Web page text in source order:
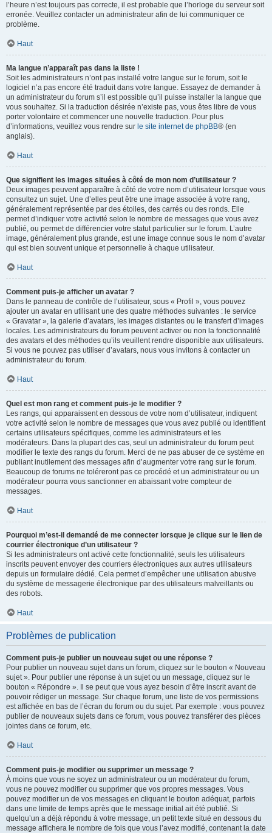
l’heure n’est toujours pas correcte, il est probable que l’horloge du serveur soit
erronée. Veuillez contacter un administrateur afin de lui communiquer ce
problème.
Haut
Ma langue n’apparaît pas dans la liste !
Soit les administrateurs n’ont pas installé votre langue sur le forum, soit le
logiciel n’a pas encore été traduit dans votre langue. Essayez de demander à
un administrateur du forum s’il est possible qu’il puisse installer la langue que
vous souhaitez. Si la traduction désirée n’existe pas, vous êtes libre de vous
porter volontaire et commencer une nouvelle traduction. Pour plus
d’informations, veuillez vous rendre sur le site internet de phpBB® (en
anglais).
Haut
Que signifient les images situées à côté de mon nom d’utilisateur ?
Deux images peuvent apparaître à côté de votre nom d’utilisateur lorsque vous
consultez un sujet. Une d’elles peut être une image associée à votre rang,
généralement représentée par des étoiles, des carrés ou des ronds. Elle
permet d’indiquer votre activité selon le nombre de messages que vous avez
publié, ou permet de différencier votre statut particulier sur le forum. L’autre
image, généralement plus grande, est une image connue sous le nom d’avatar
qui est bien souvent unique et personnelle à chaque utilisateur.
Haut
Comment puis-je afficher un avatar ?
Dans le panneau de contrôle de l’utilisateur, sous « Profil », vous pouvez
ajouter un avatar en utilisant une des quatre méthodes suivantes : le service
« Gravatar », la galerie d’avatars, les images distantes ou le transfert d’images
locales. Les administrateurs du forum peuvent activer ou non la fonctionnalité
des avatars et des méthodes qu’ils veuillent rendre disponible aux utilisateurs.
Si vous ne pouvez pas utiliser d’avatars, nous vous invitons à contacter un
administrateur du forum.
Haut
Quel est mon rang et comment puis-je le modifier ?
Les rangs, qui apparaissent en dessous de votre nom d’utilisateur, indiquent
votre activité selon le nombre de messages que vous avez publié ou identifient
certains utilisateurs spécifiques, comme les administrateurs et les
modérateurs. Dans la plupart des cas, seul un administrateur du forum peut
modifier le texte des rangs du forum. Merci de ne pas abuser de ce système en
publiant inutilement des messages afin d’augmenter votre rang sur le forum.
Beaucoup de forums ne toléreront pas ce procédé et un administrateur ou un
modérateur pourra vous sanctionner en abaissant votre compteur de
messages.
Haut
Pourquoi m’est-il demandé de me connecter lorsque je clique sur le lien de
courrier électronique d’un utilisateur ?
Si les administrateurs ont activé cette fonctionnalité, seuls les utilisateurs
inscrits peuvent envoyer des courriers électroniques aux autres utilisateurs
depuis un formulaire dédié. Cela permet d’empêcher une utilisation abusive
du système de messagerie électronique par des utilisateurs malveillants ou
des robots.
Haut
Problèmes de publication
Comment puis-je publier un nouveau sujet ou une réponse ?
Pour publier un nouveau sujet dans un forum, cliquez sur le bouton « Nouveau
sujet ». Pour publier une réponse à un sujet ou un message, cliquez sur le
bouton « Répondre ». Il se peut que vous ayez besoin d’être inscrit avant de
pouvoir rédiger un message. Sur chaque forum, une liste de vos permissions
est affichée en bas de l’écran du forum ou du sujet. Par exemple : vous pouvez
publier de nouveaux sujets dans ce forum, vous pouvez transférer des pièces
jointes dans ce forum, etc.
Haut
Comment puis-je modifier ou supprimer un message ?
À moins que vous ne soyez un administrateur ou un modérateur du forum,
vous ne pouvez modifier ou supprimer que vos propres messages. Vous
pouvez modifier un de vos messages en cliquant le bouton adéquat, parfois
dans une limite de temps après que le message initial ait été publié. Si
quelqu’un a déjà répondu à votre message, un petit texte situé en dessous du
message affichera le nombre de fois que vous l’avez modifié, contenant la date